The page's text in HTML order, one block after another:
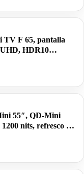
TV F 65, pantalla
HDR10
55″, QD-Mini
nits, refresco 4K